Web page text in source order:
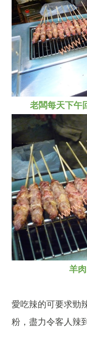
老闆每天下午
羊
愛吃辣的可要求勁
粉，盡力令客人辣